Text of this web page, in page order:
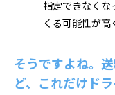
指定できなくな
くる可能性が高
そうですよね。
ど、これだけド